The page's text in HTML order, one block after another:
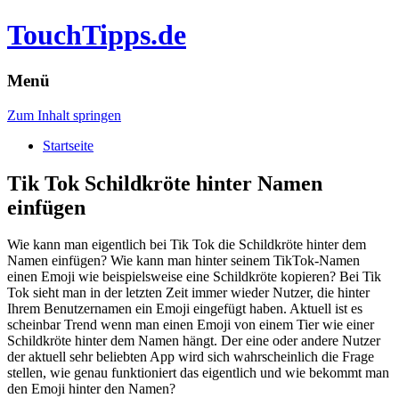
TouchTipps.de
Menü
Zum Inhalt springen
Startseite
Tik Tok Schildkröte hinter Namen
einfügen
Wie kann man eigentlich bei Tik Tok die Schildkröte hinter dem
Namen einfügen? Wie kann man hinter seinem TikTok-Namen
einen Emoji wie beispielsweise eine Schildkröte kopieren? Bei Tik
Tok sieht man in der letzten Zeit immer wieder Nutzer, die hinter
Ihrem Benutzernamen ein Emoji eingefügt haben. Aktuell ist es
scheinbar Trend wenn man einen Emoji von einem Tier wie einer
Schildkröte hinter dem Namen hängt. Der eine oder andere Nutzer
der aktuell sehr beliebten App wird sich wahrscheinlich die Frage
stellen, wie genau funktioniert das eigentlich und wie bekommt man
den Emoji hinter den Namen?